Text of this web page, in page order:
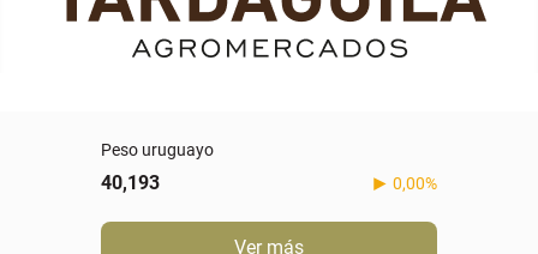
Peso uruguayo
40,193 0,00%
Ver más